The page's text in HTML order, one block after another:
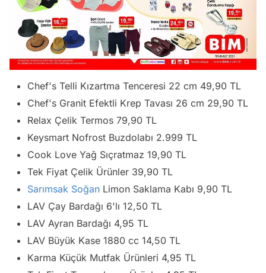
Chef's Telli Kızartma Tenceresi 22 cm 49,90 TL
Chef's Granit Efektli Krep Tavası 26 cm 29,90 TL
Relax Çelik Termos 79,90 TL
Keysmart Nofrost Buzdolabı 2.999 TL
Cook Love Yağ Sıçratmaz 19,90 TL
Tek Fiyat Çelik Ürünler 39,90 TL
Sarımsak Soğan Limon Saklama Kabı 9,90 TL
LAV Çay Bardağı 6'lı 12,50 TL
LAV Ayran Bardağı 4,95 TL
LAV Büyük Kase 1880 cc 14,50 TL
Karma Küçük Mutfak Ürünleri 4,95 TL